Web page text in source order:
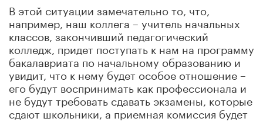
В этой ситуации замечательно то, что,
например, наш коллега – учитель начальных
классов, закончивший педагогический
колледж, придет поступать к нам на программу
бакалавриата по начальному образованию и
увидит, что к нему будет особое отношение –
его будут воспринимать как профессионала и
не будут требовать сдавать экзамены, которые
сдают школьники, а приемная комиссия будет